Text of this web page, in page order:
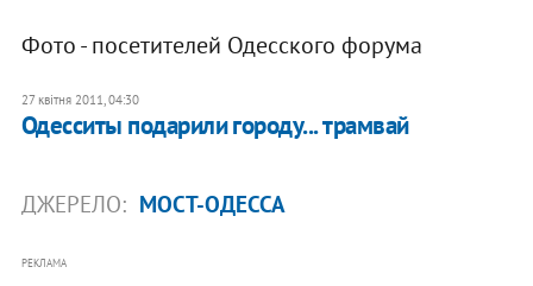
Фото - посетителей Одесского форума
27 квітня 2011, 04:30
Одесситы подарили городу... трамвай
ДЖЕРЕЛО: МОСТ-ОДЕССА
РЕКЛАМА